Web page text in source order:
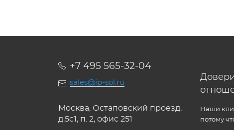
+7 495 565-32-04
sales@ip-sol.ru
Москва, Остаповский проезд,
д.5c1, п. 2, офис 251
Наши
потому